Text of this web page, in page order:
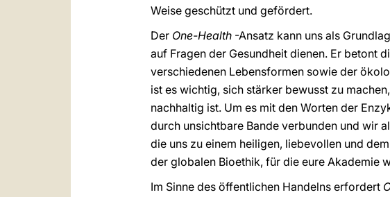
Weise geschützt und gefördert.
Der One-Health -Ansatz kann uns als
auf Fragen der Gesundheit dienen. Er betont
verschiedenen Lebensformen sowie der
ist es wichtig, sich stärker bewusst zu
nachhaltig ist. Um es mit den Worten der
durch unsichtbare Bande verbunden und wir
die uns zu einem heiligen, liebevollen und
der globalen Bioethik, für die eure Akademie
Im Sinne des öffentlichen Handelns erfordert